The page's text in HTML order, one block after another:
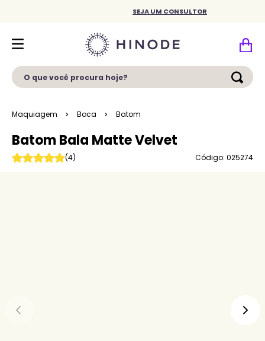
SEJA UM CONSULTOR
O que você procura hoje?
Maquiagem Boca Batom
Batom Bala Matte Velvet
(4) Código: 025274